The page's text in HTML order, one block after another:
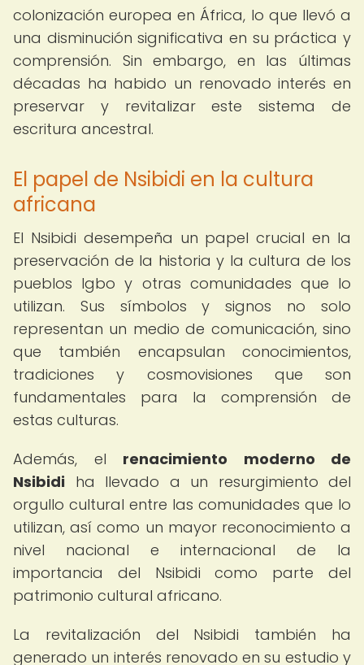
colonización europea en África, lo que llevó a
una disminución significativa en su práctica y
comprensión. Sin embargo, en las últimas
décadas ha habido un renovado interés en
preservar y revitalizar este sistema de
escritura ancestral.
El papel de Nsibidi en la cultura
africana
El Nsibidi desempeña un papel crucial en la
preservación de la historia y la cultura de los
pueblos Igbo y otras comunidades que lo
utilizan. Sus símbolos y signos no solo
representan un medio de comunicación, sino
que también encapsulan conocimientos,
tradiciones y cosmovisiones que son
fundamentales para la comprensión de
estas culturas.
Además, el renacimiento moderno de
Nsibidi ha llevado a un resurgimiento del
orgullo cultural entre las comunidades que lo
utilizan, así como un mayor reconocimiento a
nivel nacional e internacional de la
importancia del Nsibidi como parte del
patrimonio cultural africano.
La revitalización del Nsibidi también ha
generado un interés renovado en su estudio y